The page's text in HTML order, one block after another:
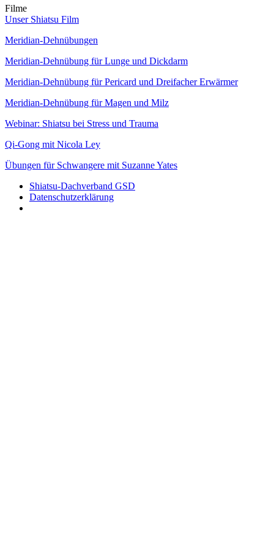
Filme
Unser Shiatsu Film
Meridian-Dehnübungen
Meridian-Dehnübung für Lunge und Dickdarm
Meridian-Dehnübung für Pericard und Dreifacher Erwärmer
Meridian-Dehnübung für Magen und Milz
Webinar: Shiatsu bei Stress und Trauma
Qi-Gong mit Nicola Ley
Übungen für Schwangere mit Suzanne Yates
Shiatsu-Dachverband GSD
Datenschutzerklärung